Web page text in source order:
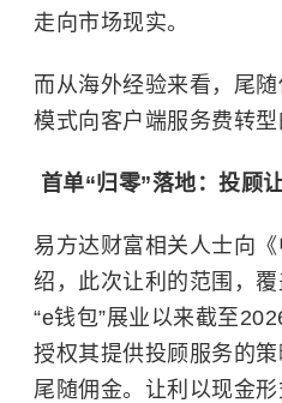
走向市场现实。
而从海外经验来看，尾
模式向客户端服务费转型
首单“归零”落地：投顾
易方达财富相关人士向
绍，此次让利的范围，
“e钱包”展业以来截至
授权其提供投顾服务的
尾随佣金。让利以现金